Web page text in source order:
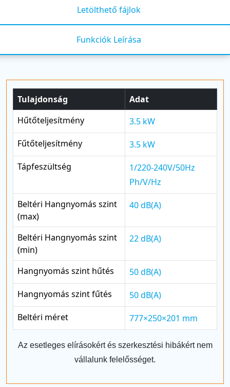
Letölthető fájlok
Funkciók Leírása
Tulajdonság
Adat
Hűtőteljesítmény
3.5 kW
Fűtőteljesítmény
3.5 kW
Tápfeszültség
1/220-240V/50Hz
Ph/V/Hz
Beltéri Hangnyomás szint
(max)
40 dB(A)
Beltéri Hangnyomás szint
(min)
22 dB(A)
Hangnyomás szint hűtés
50 dB(A)
Hangnyomás szint fűtés
50 dB(A)
Beltéri méret
777×250×201 mm
Az esetleges elírásokért és szerkesztési hibákért nem
vállalunk felelősséget.